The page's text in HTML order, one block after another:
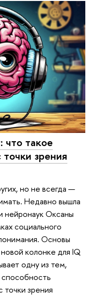
что такое
зрения
но не всегда —
Недавно вышла
нейронаук Оксаны
социального
Основы
колонке для IQ
одну из тем,
точки зрения